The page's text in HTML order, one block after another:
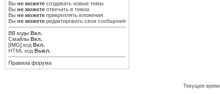
Вы не можете создавать новые темы
Вы не можете отвечать в темах
Вы не можете прикреплять вложения
Вы не можете редактировать свои сообщения
BB коды Вкл.
Смайлы Вкл.
[IMG] код Вкл.
HTML код Выкл.
Правила форума
Текущее